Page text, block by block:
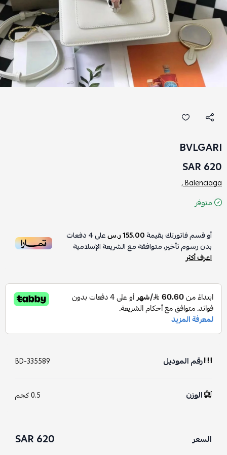
BVLGARI
620 SAR
Balenciaga ,
متوفر
أو قسم فاتورتك بقيمة155.00 ر.س على4دفعات
بدون رسوم تأخير، متوافقة مع الشريعة الإسلامية
اعرف أكثر
رقم الموديل BD-335589
الوزن 0.5 كجم
السعر 620 SAR